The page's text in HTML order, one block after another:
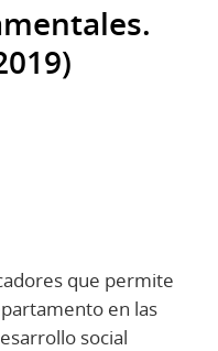
que permite
en las
social